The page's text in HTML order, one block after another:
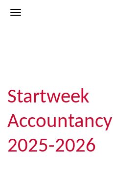
Startweek
Accountancy
2025-2026